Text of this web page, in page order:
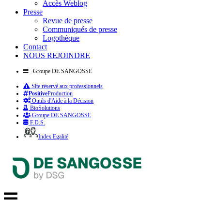
Accès Weblog
Presse
Revue de presse
Communiqués de presse
Logothèque
Contact
NOUS REJOINDRE
Groupe DE SANGOSSE
Site réservé aux professionnels
PositiveProduction
Outils d'Aide à la Décision
BioSolutions
Groupe DE SANGOSSE
F.D.S.
Index Egalité